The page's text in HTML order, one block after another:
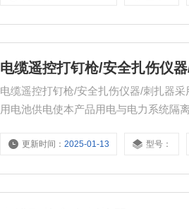
电缆遥控打钉枪/安全扎伤仪
电缆遥控打钉枪/安全扎伤仪器/刺扎器
用电池供电使本产品用电与电力系统隔
更新时间：2025-01-13 型号：